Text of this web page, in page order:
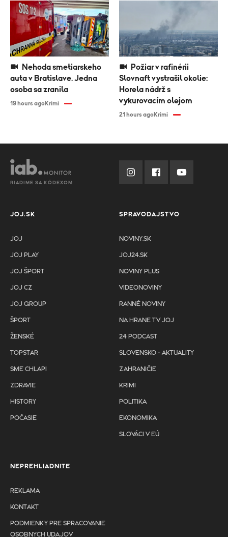
auta v Bratislave. Jedna
osoba sa zranila
19 hours agoKrimi
Slovnaft vystrašil okolie:
Horela nádrž s
vykurovacím olejom
21 hours agoKrimi
RIADIME SA KÓDEXOM
JOJ.SK
JOJ
JOJ PLAY
JOJ ŠPORT
JOJ CZ
JOJ GROUP
ŠPORT
ŽENSKÉ
TOPSTAR
SME CHLAPI
ZDRAVIE
HISTORY
POČASIE
SPRAVODAJSTVO
NOVINY.SK
JOJ24.SK
NOVINY PLUS
VIDEONOVINY
RANNÉ NOVINY
NA HRANE TV JOJ
24 PODCAST
SLOVENSKO - AKTUALITY
ZAHRANIČIE
KRIMI
POLITIKA
EKONOMIKA
SLOVÁCI V EÚ
NEPREHLIADNITE
REKLAMA
KONTAKT
PODMIENKY PRE SPRACOVANIE
OSOBNYCH UDAJOV